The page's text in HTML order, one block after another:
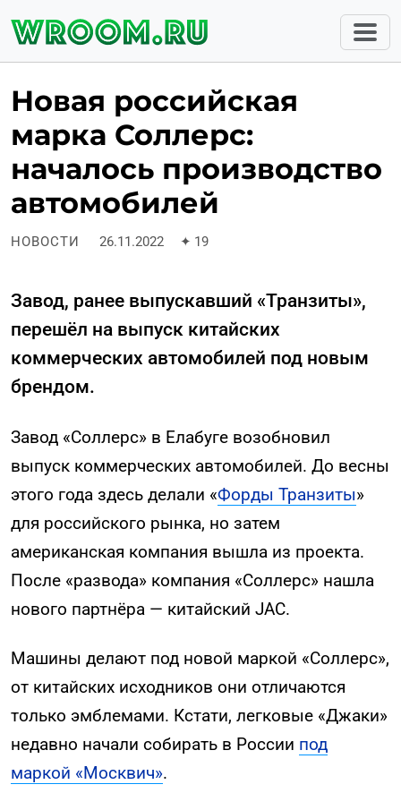
Новая российская
марка Соллерс:
началось производство
автомобилей
НОВОСТИ 26.11.2022 ✦ 19
Завод, ранее выпускавший «Транзиты»,
перешёл на выпуск китайских
коммерческих автомобилей под новым
брендом.
Завод «Соллерс» в Елабуге возобновил
выпуск коммерческих автомобилей. До весны
этого года здесь делали «Форды Транзиты»
для российского рынка, но затем
американская компания вышла из проекта.
После «развода» компания «Соллерс» нашла
нового партнёра — китайский JAC.
Машины делают под новой маркой «Соллерс»,
от китайских исходников они отличаются
только эмблемами. Кстати, легковые «Джаки»
недавно начали собирать в России под
маркой «Москвич».